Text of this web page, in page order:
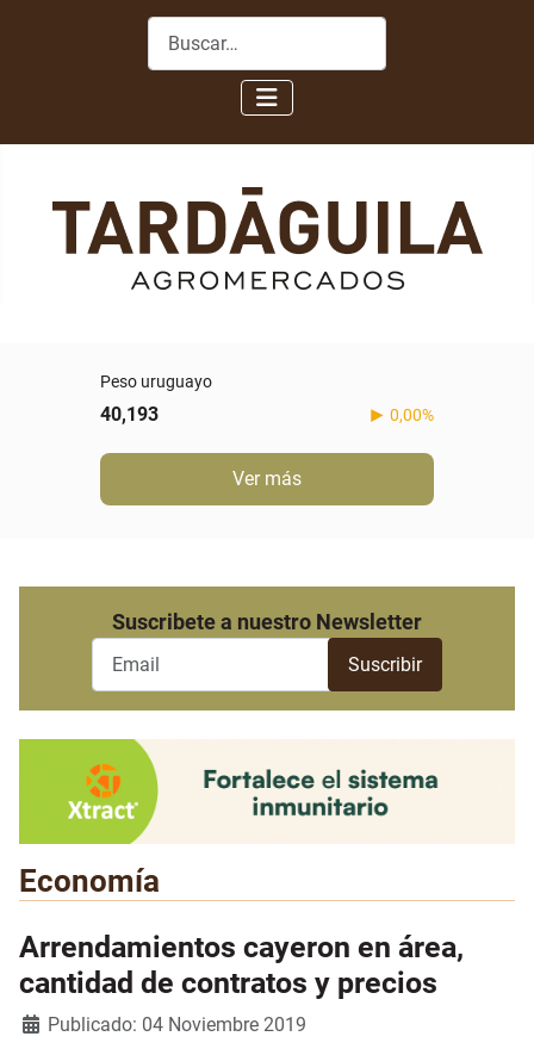
Buscar
Peso uruguayo
40,193 0,00%
Ver más
Suscribete a nuestro Newsletter
Economía
Arrendamientos cayeron en área,
cantidad de contratos y precios
Detalles
Publicado: 04 Noviembre 2019